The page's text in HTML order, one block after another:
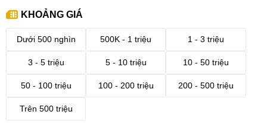
KHOẢNG GIÁ
Dưới 500 nghìn 500K - 1 triệu 1 - 3 triệu
3 - 5 triệu 5 - 10 triệu 10 - 50 triệu
50 - 100 triệu 100 - 200 triệu 200 - 500 triệu
Trên 500 triệu